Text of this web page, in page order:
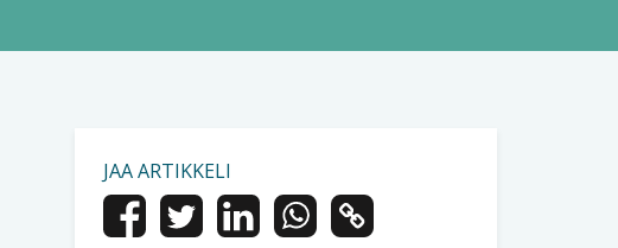
JAA ARTIKKELI